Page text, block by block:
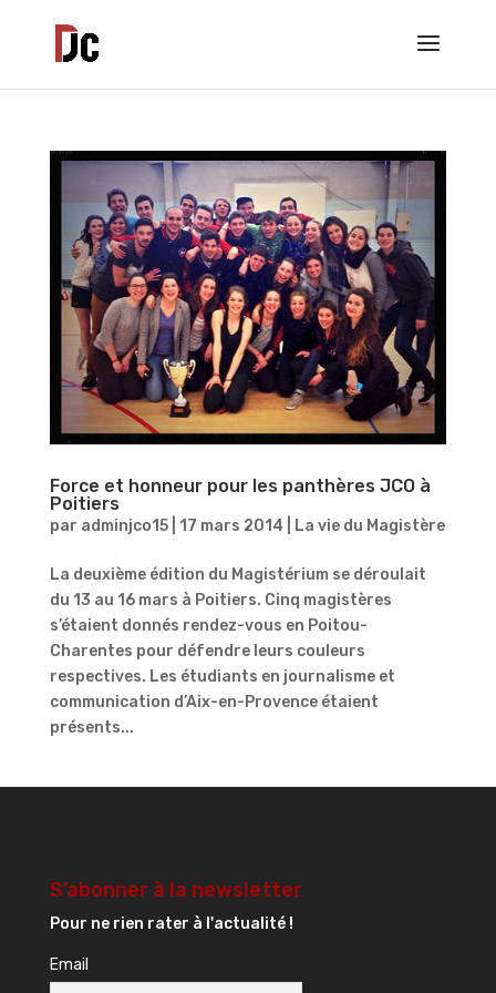
Force et honneur pour les panthères JCO à
Poitiers
par adminjco15| 17 mars 2014 La vie du Magistère
La deuxième édition du Magistérium se déroulait
du 13 au 16 mars à Poitiers. Cinq magistères
s’étaient donnés rendez-vous en Poitou-
Charentes pour défendre leurs couleurs
respectives. Les étudiants en journalisme et
communication d’Aix-en-Provence étaient
présents...
S’abonner à la newsletter
Pour ne rien rater à l'actualité !
Email